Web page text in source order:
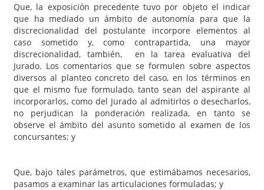
Que, la exposición precedente tuvo por objeto el indicar
que ha mediado un ámbito de autonomía para que la
discrecionalidad del postulante incorpore elementos al
caso sometido y, como contrapartida, una mayor
discrecionalidad, también, en la tarea evaluativa del
Jurado. Los comentarios que se formulen sobre aspectos
diversos al planteo concreto del caso, en los términos en
que el mismo fue formulado, tanto sean del aspirante al
incorporarlos, como del Jurado al admitirlos o desecharlos,
no perjudican la ponderación realizada, en tanto se
observe el ámbito del asunto sometido al examen de los
concursantes; y
Que, bajo tales parámetros, que estimábamos necesarios,
pasamos a examinar las articulaciones formuladas; y